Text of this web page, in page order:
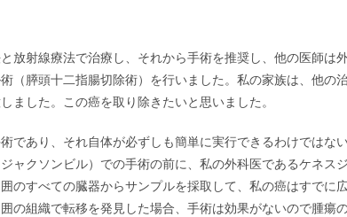
放射線療法で治療し、それから手術を推奨し、他の医師は
（膵頭十二指腸切除術）を行いました。私の家族は、他の
した。この癌を取り除きたいと思いました。
であり、それ自体が必ずしも簡単に実行できるわけではな
ャクソンビル）での手術の前に、私の外科医であるケネスジ
のすべての臓器からサンプルを採取して、私の癌はすでに
の組織で転移を発見した場合、手術は効果がないので腫瘍